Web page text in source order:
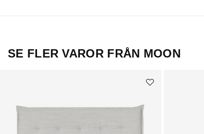
SE FLER VAROR FRÅN MOON